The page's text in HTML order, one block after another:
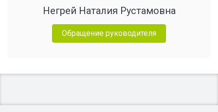
Негрей Наталия Рустамовна
Обращение руководителя